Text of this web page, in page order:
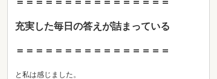
充実した毎日の答えが詰まっている
＝＝＝＝＝＝＝＝＝＝＝＝＝＝＝＝
と私は感じました。